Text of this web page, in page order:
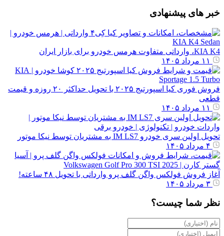
خبر های پیشنهادی
KIA K4، وارداتی متفاوت هرمس خودرو برای بازار ایران
فروش فوری کیا اسپورتیج ۲۰۲۵ با تحویل حداکثر ۲۰ روزه و قیمت
قطعی
تحویل اولین سری خودرو IM LS7 به مشتریان توسط نیکا موتور
آغاز فروش فولکس واگن گلف پرو وارداتی با تحویل ۴۸ ساعته!
نظر شما چیست؟